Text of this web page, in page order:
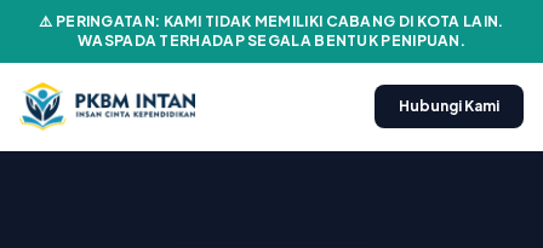
⚠️ PERINGATAN: KAMI TIDAK MEMILIKI CABANG DI KOTA LAIN.
WASPADA TERHADAP SEGALA BENTUK PENIPUAN.
Hubungi Kami